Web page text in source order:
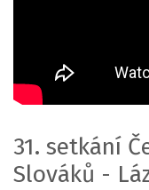
31. setkání
Slováků -